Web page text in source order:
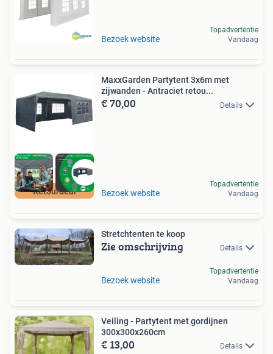
Bezoek website
Topadvertentie
Vandaag
Retourdeal
MaxxGarden Partytent 3x6m met
zijwanden - Antraciet retou...
€ 70,00 Details
Bezoek website
Topadvertentie
Vandaag
Stretchtenten te koop
Zie omschrijving Details
Bezoek website
Topadvertentie
Vandaag
Veiling - Partytent met gordijnen
300x300x260cm
€ 13,00 Details